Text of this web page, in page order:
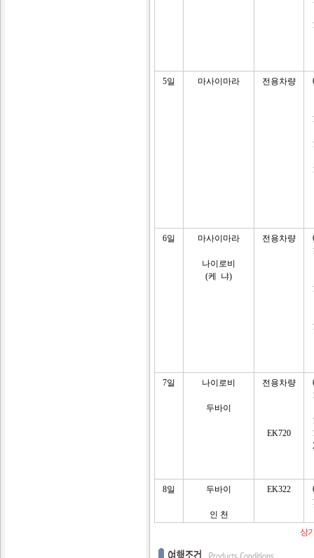
5일 마사이마라 전용차량
6일 마사이마라
나이로비
(케 냐)
전용차량
7일 나이로비
두바이
전용차량
EK720
8일 두바이
인 천
EK322
상